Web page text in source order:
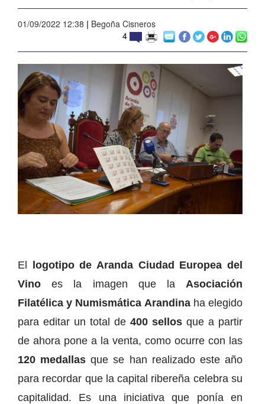
01/09/2022 12:38 | Begoña Cisneros
4
El logotipo de Aranda Ciudad Europea del
Vino es la imagen que la Asociación
Filatélica y Numismática Arandinaha elegido
para editar un total de 400 sellos que a partir
de ahora pone a la venta, como ocurre con las
120 medallas que se han realizado este año
para recordar que la capital ribereña celebra su
capitalidad. Es una iniciativa que ponía en